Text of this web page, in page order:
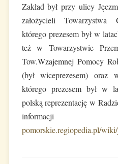
Zakład był przy ulicy
założycieli Towarzystwa
którego prezesem był w
też w Towarzystwie
Tow.Wzajemnej Pomocy
(był wiceprezesem)
którego prezesem był w
polską reprezentację w
pomorskie.regiopedia.pl/